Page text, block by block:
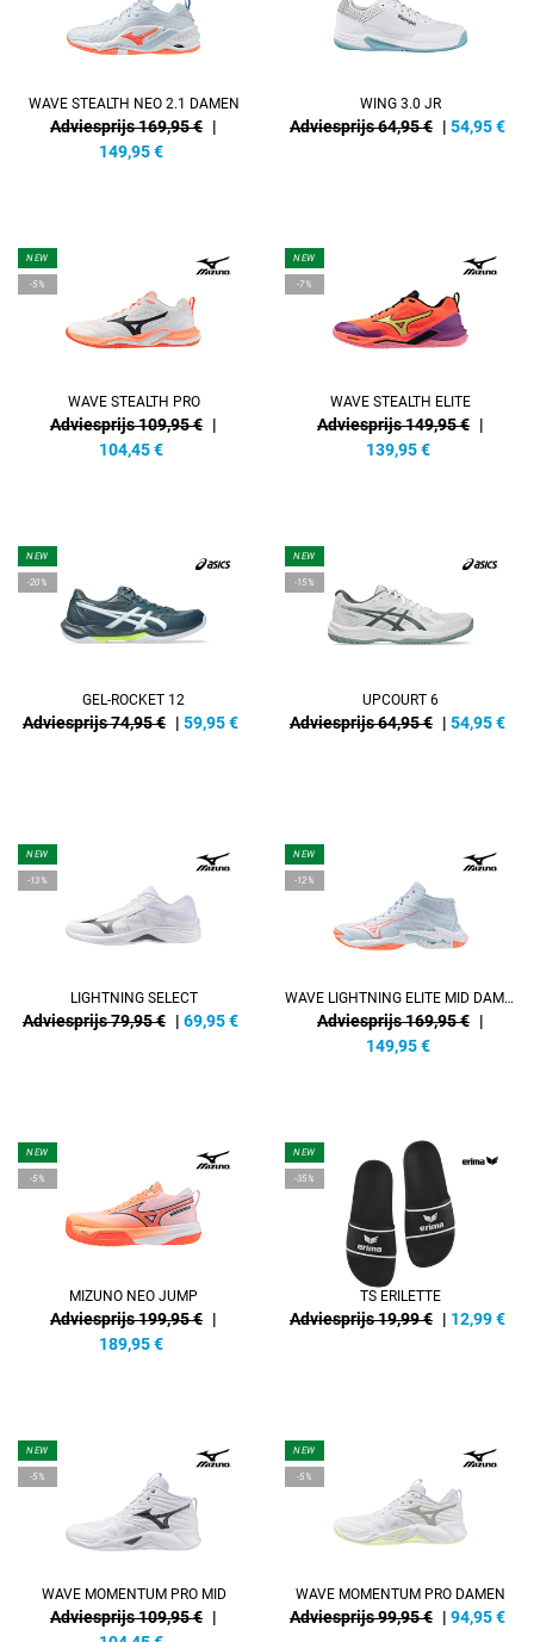
WAVE STEALTH NEO 2.1 DAMEN
Adviesprijs 169,95 € |
149,95 €
WING 3.0 JR
Adviesprijs 64,95 € | 54,95€
NEW
-5%
WAVE STEALTH PRO
Adviesprijs 109,95 € |
104,45 €
NEW
-7%
WAVE STEALTH ELITE
Adviesprijs 149,95 € |
139,95 €
NEW
-20%
GEL-ROCKET 12
Adviesprijs 74,95 € | 59,95€
NEW
-15%
UPCOURT 6
Adviesprijs 64,95 € | 54,95€
NEW
-13%
LIGHTNING SELECT
Adviesprijs 79,95 € | 69,95€
NEW
-12%
WAVE LIGHTNING ELITE MID DAMEN
Adviesprijs 169,95 € |
149,95 €
NEW
-5%
MIZUNO NEO JUMP
Adviesprijs 199,95 € |
189,95 €
NEW
-35%
TS ERILETTE
Adviesprijs 19,99 € | 12,99€
NEW
-5%
WAVE MOMENTUM PRO MID
Adviesprijs 109,95 € |
NEW
-5%
WAVE MOMENTUM PRO DAMEN
Adviesprijs 99,95 € | 94,95€